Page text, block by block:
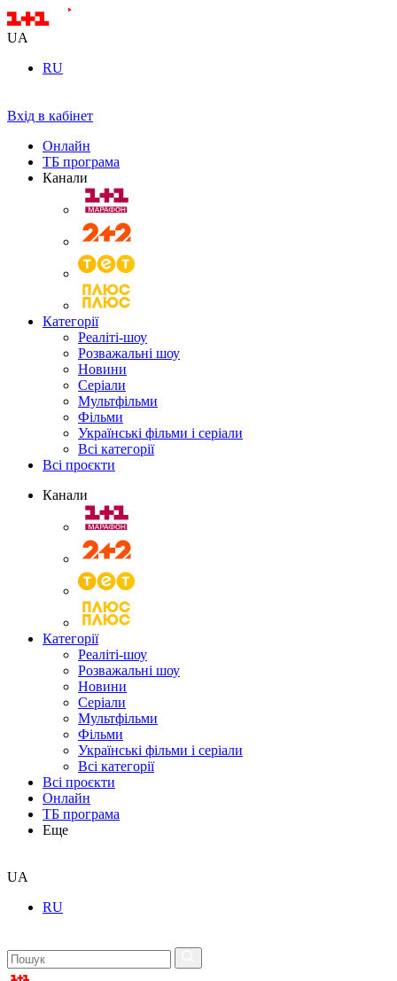
UA
RU
Вхід в кабінет
Онлайн
ТБ програма
Канали
Категорії
Реаліті-шоу
Розважальні шоу
Новини
Серіали
Мультфільми
Фільми
Українські фільми і серіали
Всі категорії
Всі проєкти
Канали
Категорії
Реаліті-шоу
Розважальні шоу
Новини
Серіали
Мультфільми
Фільми
Українські фільми і серіали
Всі категорії
Всі проєкти
Онлайн
ТБ програма
Еще
UA
RU